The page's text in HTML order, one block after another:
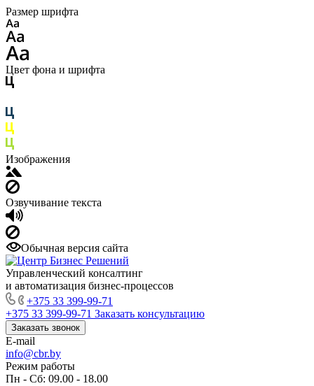
Размер шрифта
Цвет фона и шрифта
Изображения
Озвучивание текста
Обычная версия сайта
Управленческий консалтинг
и автоматизация бизнес-процессов
+375 33 399-99-71
+375 33 399-99-71 Заказать консультацию
Заказать звонок
E-mail
info@cbr.by
Режим работы
Пн - Сб: 09.00 - 18.00